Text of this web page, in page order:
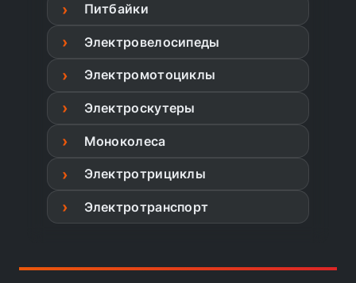
Питбайки
Электровелосипеды
Электромотоциклы
Электроскутеры
Моноколеса
Электротрициклы
Электротранспорт